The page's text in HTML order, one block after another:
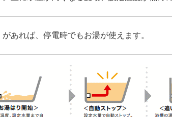
あれば、停電時でもお湯が使えます。